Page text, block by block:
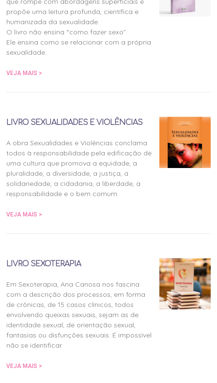
propõe uma leitura profunda, científica e
humanizada da sexualidade.
O livro não ensina “como fazer sexo”.
Ele ensina como se relacionar com a própria
sexualidade.
VEJA MAIS >
LIVRO SEXUALIDADES E VIOLÊNCIAS
A obra Sexualidades e Violências conclama
todos à responsabilidade pela edificação de
uma cultura que promova a equidade, a
pluralidade, a diversidade, a justiça, a
solidariedade, a cidadania, a liberdade, a
responsabilidade e o bem comum.
VEJA MAIS >
LIVRO SEXOTERAPIA
Em Sexoterapia, Ana Canosa nos fascina
com a descrição dos processos, em forma
de crônicas, de 15 casos clínicos, todos
envolvendo queixas sexuais, sejam as de
identidade sexual, de orientação sexual,
fantasias ou disfunções sexuais. É impossível
não se identificar
VEJA MAIS >